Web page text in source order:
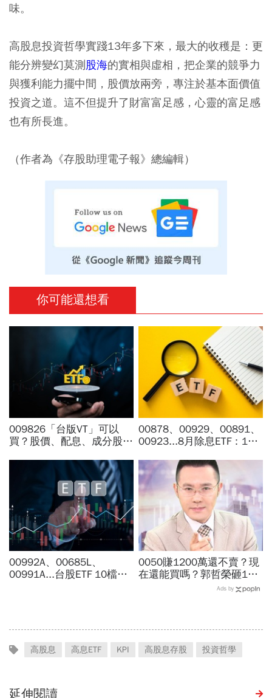
味。
高股息投資哲學實踐13年多下來，最大的收穫是：更
能分辨變幻莫測股海的實相與虛相，把企業的競爭力
與獲利能力擺中間，股價放兩旁，專注於基本面價值
投資之道。這不但提升了財富富足感，心靈的富足感
也有所長進。
（作者為《存股助理電子報》總編輯）
你可能還想看
009826「台版VT」可以
買？股價、配息、成分股…
周冠男都說009826上市是
00878、00929、00891、
00923...8月除息ETF：14
金額、最後買進日，如何息
利雙賺
00992A、00685L、
00991A...台股ETF 10檔打
0050賺1200萬還不賣？現
在還能買嗎？郭哲榮砸1億
狂掃1100張揭出場點位：4
Ads by
高股息 高息ETF KPI 高股息存股 投資哲學
延伸閱讀